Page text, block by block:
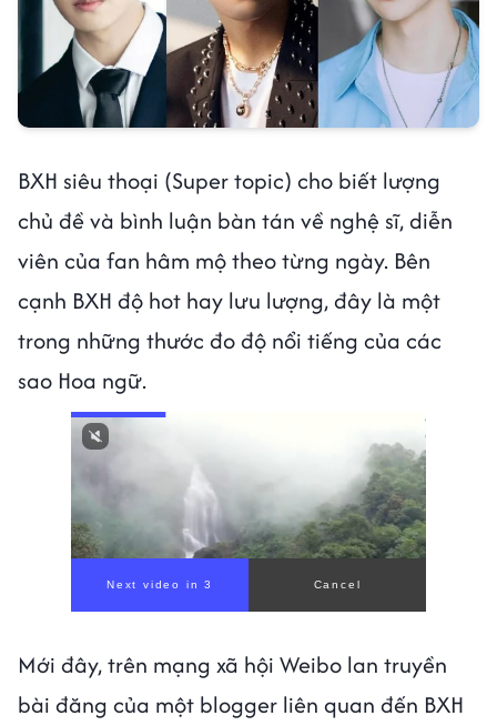
BXH siêu thoại (Super topic) cho biết lượng
chủ đề và bình luận bàn tán về nghệ sĩ, diễn
viên của fan hâm mộ theo từng ngày. Bên
cạnh BXH độ hot hay lưu lượng, đây là một
trong những thước đo độ nổi tiếng của các
sao Hoa ngữ.
Next video in 1 Cancel
Mới đây, trên mạng xã hội Weibo lan truyền
bài đăng của một blogger liên quan đến BXH